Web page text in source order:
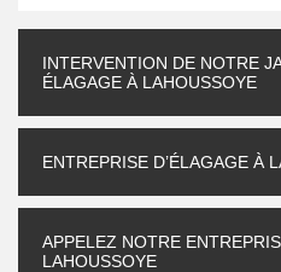
INTERVENTION DE NOTRE
ÉLAGAGE À LAHOUSSOYE
ENTREPRISE D’ÉLAGAGE À
APPELEZ NOTRE
LAHOUSSOYE